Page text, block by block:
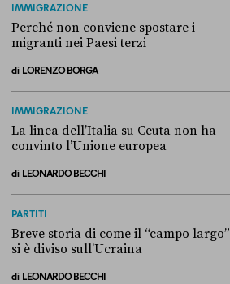
IMMIGRAZIONE
Perché non conviene spostare i
migranti nei Paesi terzi
di LORENZO BORGA
IMMIGRAZIONE
La linea dell’Italia su Ceuta non ha
convinto l’Unione europea
di LEONARDO BECCHI
PARTITI
Breve storia di come il “campo largo”
si è diviso sull’Ucraina
di LEONARDO BECCHI